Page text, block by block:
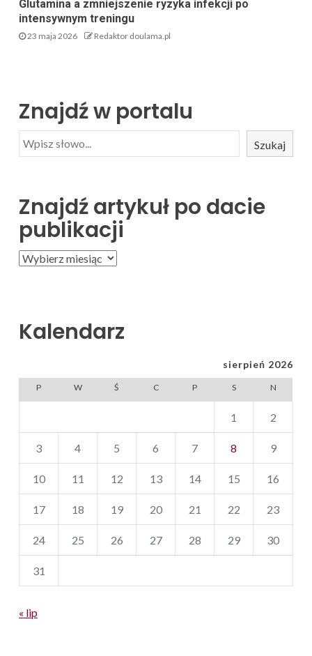
Glutamina a zmniejszenie ryzyka infekcji po
intensywnym treningu
23 maja 2026 Redaktor doulama.pl
Znajdź w portalu
Szukaj
Znajdź artykuł po dacie
publikacji
Kalendarz
sierpień 2026
P W Ś C P S N
1 2
3 4 5 6 7 8 9
10 11 12 13 14 15 16
17 18 19 20 21 22 23
24 25 26 27 28 29 30
31
« lip